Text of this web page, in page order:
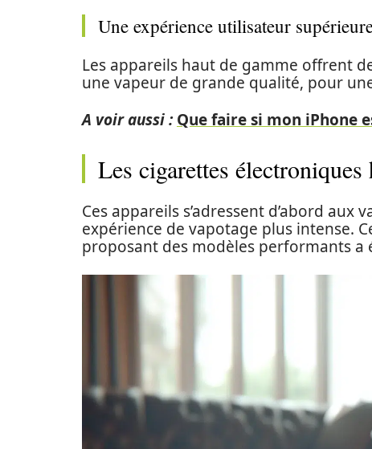
Une expérience utilisateur
Les appareils haut de gamme offrent
une vapeur de grande qualité, pour
A voir aussi : Que faire si mon iPhone
Les cigarettes
Ces appareils s’adressent d’abord aux
expérience de vapotage plus intense.
proposant des modèles performants a